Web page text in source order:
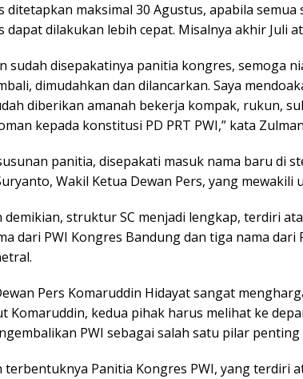
ditetapkan maksimal 30 Agustus, apabila semua
dapat dilakukan lebih cepat. Misalnya akhir Juli
sudah disepakatinya panitia kongres, semoga
dimudahkan dan dilancarkan. Saya
diberikan amanah bekerja kompak, rukun,
kepada konstitusi PD PRT PWI,” kata
panitia, disepakati masuk nama baru di
Wakil Ketua Dewan Pers, yang mewakili
demikian, struktur SC menjadi lengkap, terdiri
dari PWI Kongres Bandung dan tiga nama dari
Pers Komaruddin Hidayat sangat
Komaruddin, kedua pihak harus melihat ke
PWI sebagai salah satu pilar
terbentuknya Panitia Kongres PWI, yang terdiri